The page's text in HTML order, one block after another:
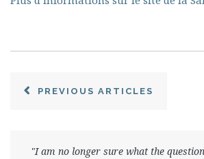
PREVIOUS ARTICLES
"I am no longer sure what the